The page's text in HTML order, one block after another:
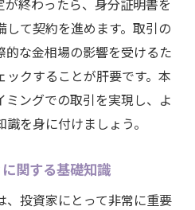
が終わったら、身分証明書を
て契約を進めます。取引の
な金相場の影響を受けるた
クすることが肝要です。本
ングでの取引を実現し、よ
を身に付けましょう。
関する基礎知識
投資家にとって非常に重要